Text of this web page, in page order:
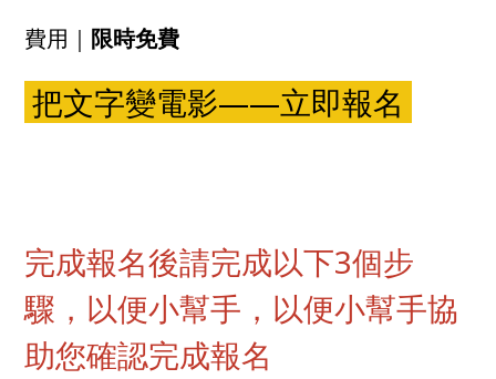
費用｜ 限時免費
把文字變電影——立即報名
完成報名後請完成以下3個步
驟，以便小幫手，以便小幫手協
助您確認完成報名